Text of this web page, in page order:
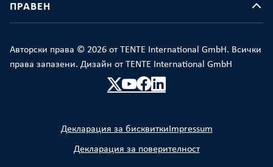
ПРАВЕН
Авторски права © 2026 от TENTE International GmbH. Всички
права запазени. Дизайн от TENTE International GmbH
Декларация за бисквитки Impressum
Декларация за поверителност